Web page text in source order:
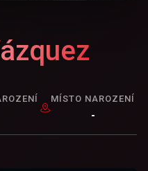
MÍSTO NAROZENÍ
-